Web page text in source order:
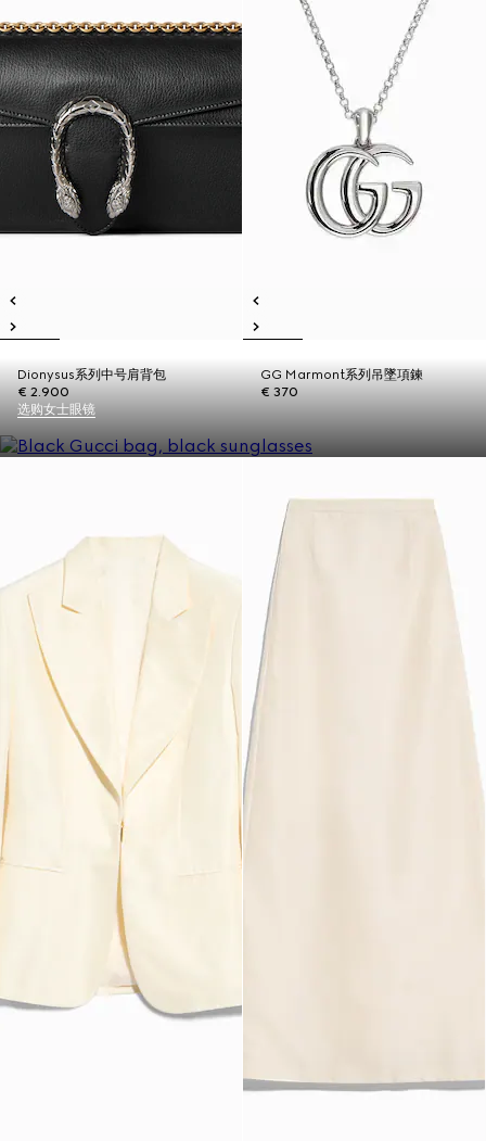
Dionysus系列中号肩背包
€ 2.900
GG Marmont系列吊墜項鍊
€ 370
选购女士眼镜